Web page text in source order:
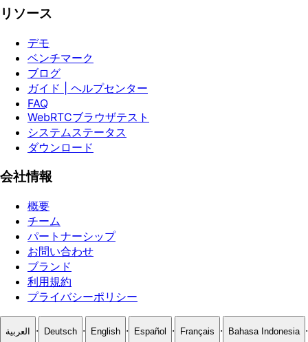
リソース
デモ
ベンチマーク
ブログ
ガイド | ヘルプセンター
FAQ
WebRTCブラウザテスト
システムステータス
ダウンロード
会社情報
概要
チーム
パートナーシップ
お問い合わせ
ブランド
利用規約
プライバシーポリシー
العربية · Deutsch · English · Español · Français · Bahasa Indonesia ·